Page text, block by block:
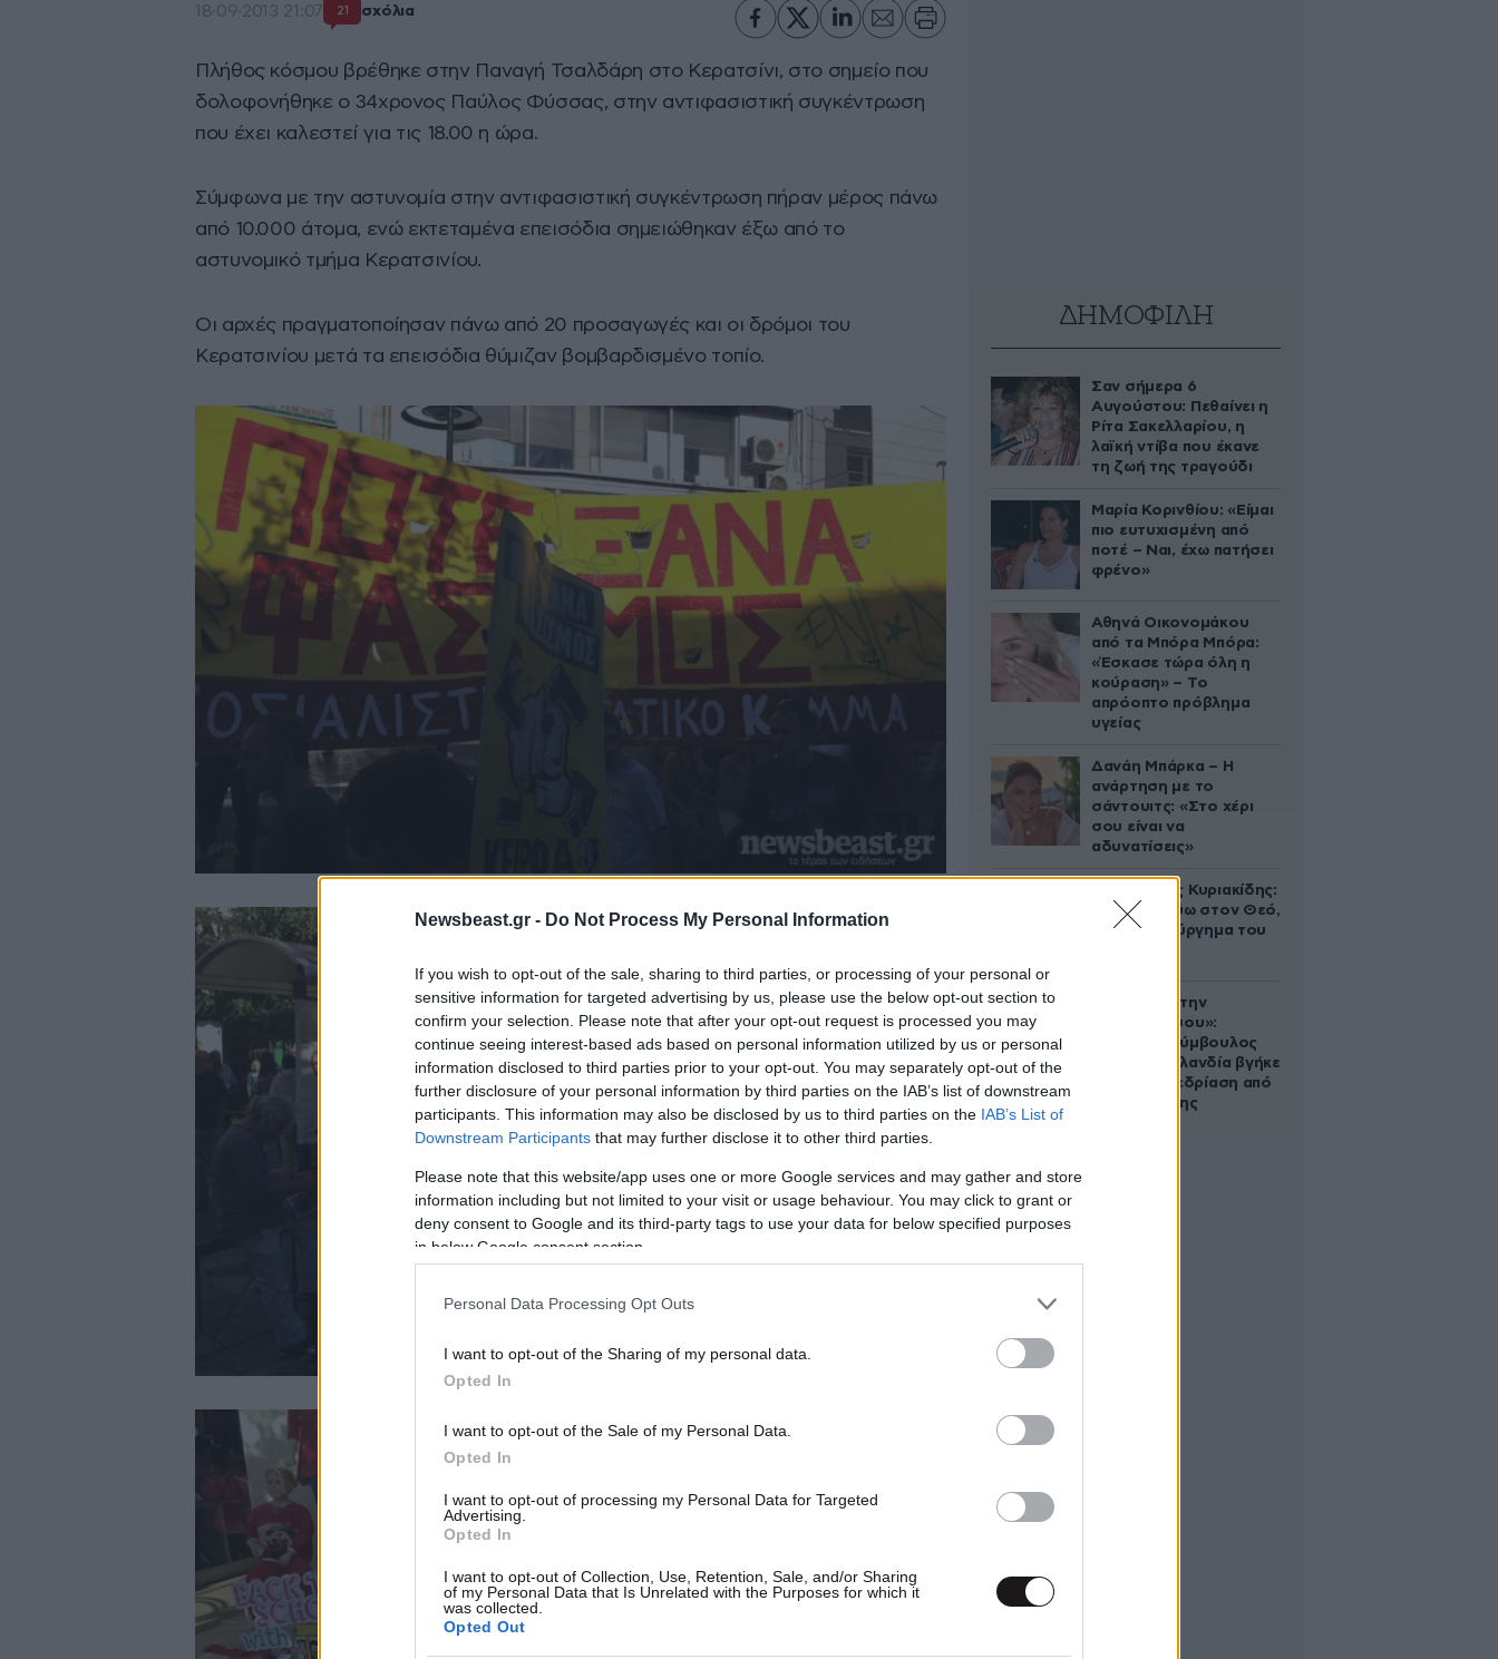
Newsbeast.gr - Do Not Process My Personal Information
If you wish to opt-out of the sale, sharing to third parties, or processing of your personal or
sensitive information for targeted advertising by us, please use the below opt-out section to
confirm your selection. Please note that after your opt-out request is processed you may
continue seeing interest-based ads based on personal information utilized by us or personal
information disclosed to third parties prior to your opt-out. You may separately opt-out of the
further disclosure of your personal information by third parties on the IAB’s list of downstream
participants. This information may also be disclosed by us to third parties on the IAB’s List of
Downstream Participants that may further disclose it to other third parties.
Please note that this website/app uses one or more Google services and may gather and store
information including but not limited to your visit or usage behaviour. You may click to grant or
deny consent to Google and its third-party tags to use your data for below specified purposes
in below Google consent section.
Personal Data Processing Opt Outs
I want to opt-out of the Sharing of my personal data.
Opted In
I want to opt-out of the Sale of my Personal Data.
Opted In
I want to opt-out of processing my Personal Data for Targeted
Advertising.
Opted In
I want to opt-out of Collection, Use, Retention, Sale, and/or Sharing
of my Personal Data that Is Unrelated with the Purposes for which it
was collected.
Opted Out
18·09·2013 21:07 21 σχόλια
Πλήθος κόσμου βρέθηκε στην Παναγή Τσαλδάρη στο Κερατσίνι, στο σημείο που
δολοφονήθηκε ο 34χρονος Παύλος Φύσσας, στην αντιφασιστική συγκέντρωση
που έχει καλεστεί για τις 18.00 η ώρα.
Σύμφωνα με την αστυνομία στην αντιφασιστική συγκέντρωση πήραν μέρος πάνω
από 10.000 άτομα, ενώ εκτεταμένα επεισόδια σημειώθηκαν έξω από το
αστυνομικό τμήμα Κερατσινίου.
Οι αρχές πραγματοποίησαν πάνω από 20 προσαγωγές και οι δρόμοι του
Κερατσινίου μετά τα επεισόδια θύμιζαν βομβαρδισμένο τοπίο.
ΔΗΜΟΦΙΛΗ
Σαν σήμερα 6
Αυγούστου: Πεθαίνει η
Ρίτα Σακελλαρίου, η
λαϊκή ντίβα που έκανε
τη ζωή της τραγούδι
Μαρία Κορινθίου: «Είμαι
πιο ευτυχισμένη από
ποτέ – Ναι, έχω πατήσει
φρένο»
Αθηνά Οικονομάκου
από τα Μπόρα Μπόρα:
«Έσκασε τώρα όλη η
κούραση» – Το
απρόοπτο πρόβλημα
υγείας
Δανάη Μπάρκα – Η
ανάρτηση με το
σάντουιτς: «Στο χέρι
σου είναι να
αδυνατίσεις»
Βλαδίμηρος Κυριακίδης:
«Δεν πιστεύω στον Θεό,
είναι δημιούργημα του
«Βλέπουμε την
μπουγάδα σου»:
Δημοτική σύμβουλος
στη Νέα Ζηλανδία βγήκε
live σε συνεδρίαση από
το μπάνιο της